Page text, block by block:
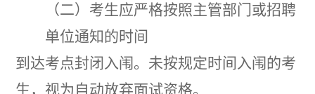
（二）考生应严格按照主管部门或招聘
单位通知的时间
到达考点封闭入闱。 未按规定时间 入闱的考
生 ， 视为自动放弃面试资格。